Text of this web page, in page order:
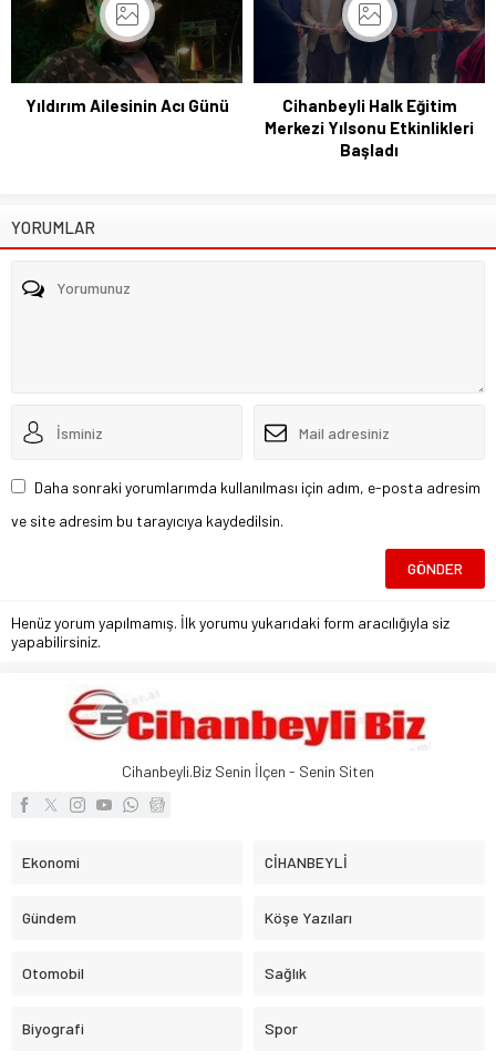
Yıldırım Ailesinin Acı Günü
Cihanbeyli Halk Eğitim
Merkezi Yılsonu Etkinlikleri
Başladı
YORUMLAR
Daha sonraki yorumlarımda kullanılması için adım, e-posta adresim
ve site adresim bu tarayıcıya kaydedilsin.
Henüz yorum yapılmamış. İlk yorumu yukarıdaki form aracılığıyla siz
yapabilirsiniz.
Cihanbeyli.Biz Senin İlçen - Senin Siten
Ekonomi CİHANBEYLİ
Gündem Köşe Yazıları
Otomobil Sağlık
Biyografi Spor